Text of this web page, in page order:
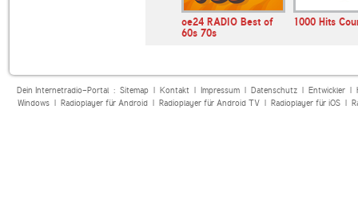
oe24 RADIO Best of
60s 70s
1000 Hits
Dein Internetradio-Portal : Sitemap| Kontakt| Impressum| Datenschutz| Entwickler|
Windows| Radioplayer für Android| Radioplayer für Android TV| Radioplayer für iOS|